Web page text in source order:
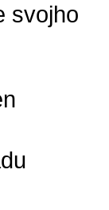
svojho